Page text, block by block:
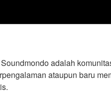
adalah
ataupun baru